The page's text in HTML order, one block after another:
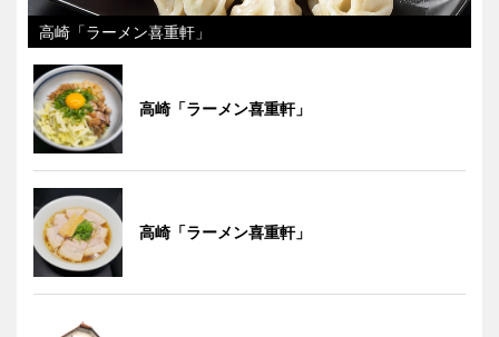
高崎「ラーメン喜重軒」
高崎「ラーメン喜重軒」
高崎「ラーメン喜重軒」